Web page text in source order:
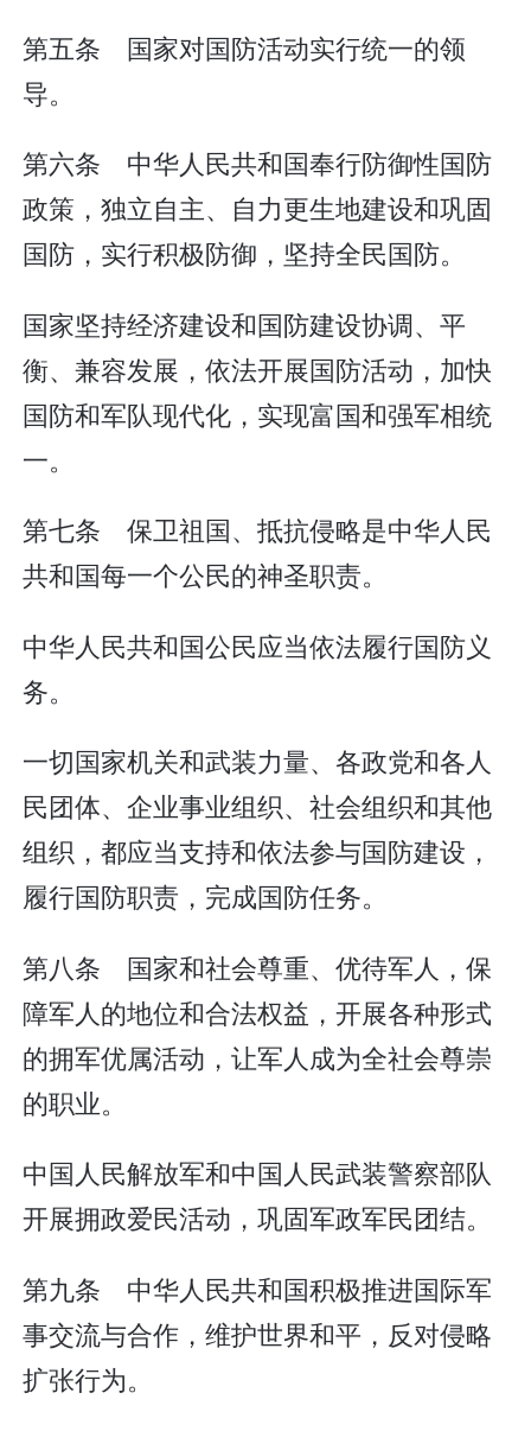
第五条 国家对国防活动实行统一的领
导。
第六条 中华人民共和国奉行防御性国防
政策，独立自主、自力更生地建设和巩固
国防，实行积极防御，坚持全民国防。
国家坚持经济建设和国防建设协调、平
衡、兼容发展，依法开展国防活动，加快
国防和军队现代化，实现富国和强军相统
一。
第七条 保卫祖国、抵抗侵略是中华人民
共和国每一个公民的神圣职责。
中华人民共和国公民应当依法履行国防义
务。
一切国家机关和武装力量、各政党和各人
民团体、企业事业组织、社会组织和其他
组织，都应当支持和依法参与国防建设，
履行国防职责，完成国防任务。
第八条 国家和社会尊重、优待军人，保
障军人的地位和合法权益，开展各种形式
的拥军优属活动，让军人成为全社会尊崇
的职业。
中国人民解放军和中国人民武装警察部队
开展拥政爱民活动，巩固军政军民团结。
第九条 中华人民共和国积极推进国际军
事交流与合作，维护世界和平，反对侵略
扩张行为。